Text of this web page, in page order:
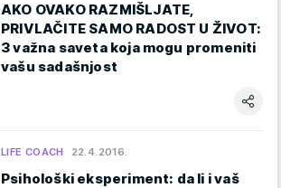
AKO OVAKO RAZMIŠLJATE,
PRIVLAČITE SAMO RADOST U ŽIVOT:
3 važna saveta koja mogu promeniti
vašu sadašnjost
LIFE COACH 22.4.2016.
Psihološki eksperiment: da li i vaš